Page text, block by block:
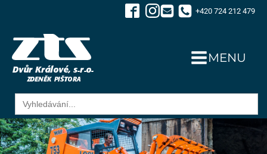
+420 724 212 479
MENU
Search
for: